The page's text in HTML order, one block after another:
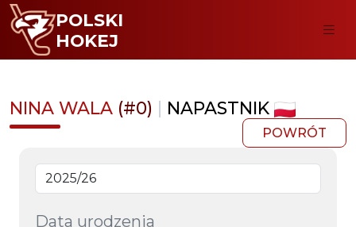
POLSKI
HOKEJ
NINA WALA (#0) | NAPASTNIK
POWRÓT
Data urodzenia